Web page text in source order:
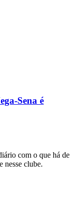
Sena é
com o que há de
nesse clube.